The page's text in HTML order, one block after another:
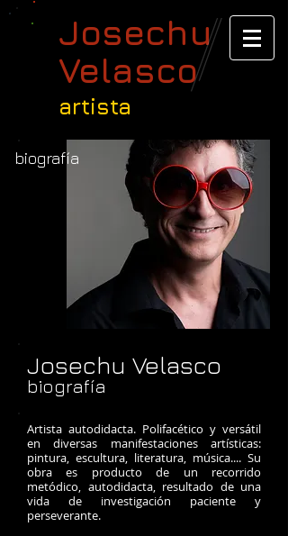
Josechu
Velasco
artista
biografía
Josechu Velasco
biografía
Artista autodidacta. Polifacético y versátil
en diversas manifestaciones artísticas:
pintura, escultura, literatura, música.... Su
obra es producto de un recorrido
metódico, autodidacta, resultado de una
vida de investigación paciente y
perseverante.